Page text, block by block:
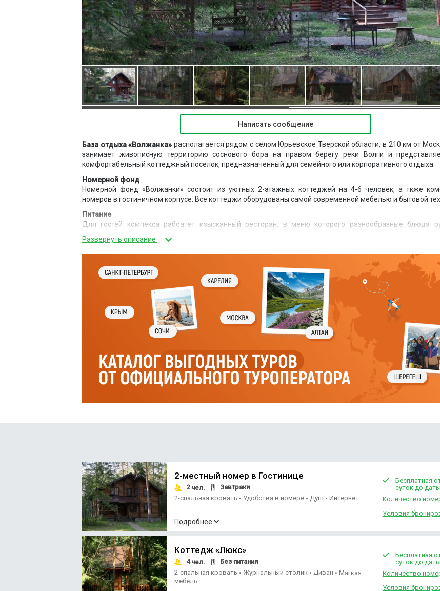
Написать сообщение
База отдыха «Волжанка» располагается рядом с селом Юрьевское Тверской области, в 210 км от
занимает живописную территорию соснового бора на правом берегу реки Волги и
комфортабельный коттеджный поселок, предназначенный для семейного или корпоративного отдыха.
Номерной фонд
Номерной фонд «Волжанки» состоит из уютных 2-этажных коттеджей на 4-6 человек, а ткже
номеров в гостиничном корпусе. Все коттеджи оборудованы самой современной мебелью и бытовой
Питание
Для гостей компекса рабоатет изысканный ресторан, в меню которого разнообразные блюда
оснащённая всем необходимым для приготовления пищи.
Инфраструктура
К услугам гостей трансфер, парковка, Wi-Fi, пляж, пирс, баня, сауна, тренажёрный зал, тир, кинозал,
настольный хоккей, караоке, конференц-зал. Для активного отдыха предлагаются велосипеды,
катамараны, гидроциклы, виндсёрфинг, вейкборд, водные лыжи, каяки, моторные и вёсельные
таблетка. Зимой можно кататься на лыжах, снегоходах, ледяной горке и катке. Самые маленькие
оценят игровую комнату и детскую площадку.
Дополнительные услуги
По вечерам на «Волжанке» даются концерты у костра на берегу Волги, душевные песни под гитару,
кинофильмов, литературные вечера, турниры по настольным играм.
Незабываемые впечатления доставит полет на самолёте. Перед гостями откроется великолепная
просторов Тверской земли.
2-местный номер в Гостинице
2чел.
Завтраки
2-спальная кровать • Удобства в номере • Душ • Интернет
Подробнее
Бесплатная
суток до
Количество
Условия
Коттедж «Люкс»
4чел.
Без питания
2-спальная кровать • Журнальный столик • Диван • Мягкая
мебель
Бесплатная
суток до
Количество
Условия